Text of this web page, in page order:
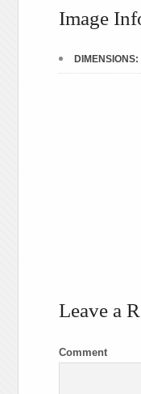
Image
DIMENSIONS:
Leave a
Comment